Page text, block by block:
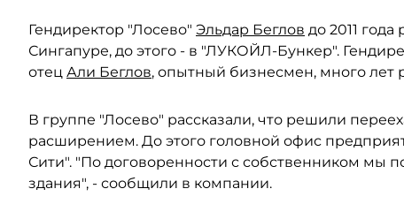
Гендиректор "Лосево" Эльдар Беглов до 2011
Сингапуре, до этого - в "ЛУКОЙЛ-Бункер".
отец Али Беглов, опытный бизнесмен, много лет
В группе "Лосево" рассказали, что решили
расширением. До этого головной офис
Сити". "По договоренности с собственником мы
здания", - сообщили в компании.